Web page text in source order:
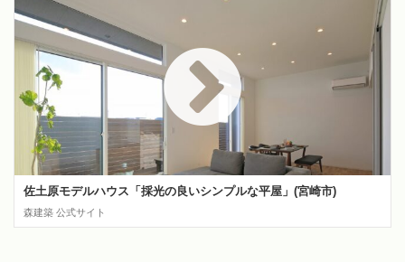
佐土原モデルハウス「採光の良いシンプルな平屋」(宮崎市)
森建築 公式サイト